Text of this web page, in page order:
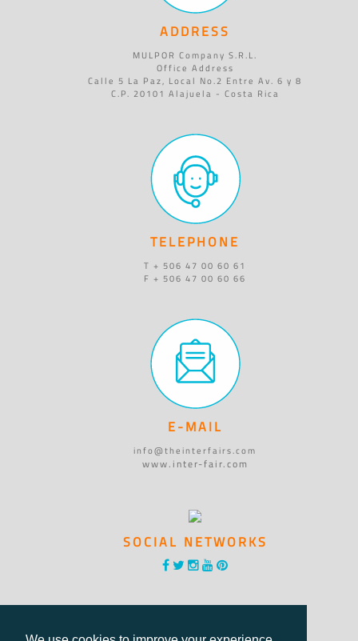
ADDRESS
MULPOR Company S.R.L.
Office Address
Calle 5 La Paz, Local No.2 Entre Av. 6 y 8
C.P. 20101 Alajuela - Costa Rica
TELEPHONE
T + 506 47 00 60 61
F + 506 47 00 60 66
E-MAIL
info@theinterfairs.com
www.inter-fair.com
SOCIAL NETWORKS